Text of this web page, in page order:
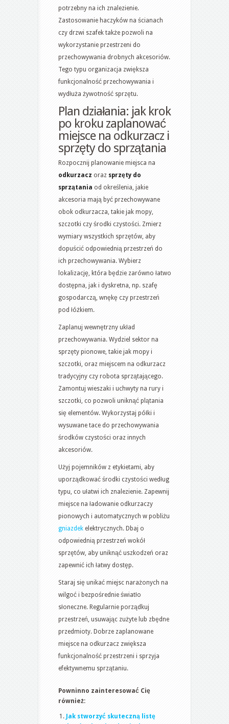
potrzebny na ich znalezienie.
Zastosowanie haczyków na ścianach
czy drzwi szafek także pozwoli na
wykorzystanie przestrzeni do
przechowywania drobnych akcesoriów.
Tego typu organizacja zwiększa
funkcjonalność przechowywania i
wydłuża żywotność sprzętu.
Plan działania: jak krok
po kroku zaplanować
miejsce na odkurzacz i
sprzęty do sprzątania
Rozpocznij planowanie miejsca na
odkurzacz oraz sprzęty do
sprzątania od określenia, jakie
akcesoria mają być przechowywane
obok odkurzacza, takie jak mopy,
szczotki czy środki czystości. Zmierz
wymiary wszystkich sprzętów, aby
dopuścić odpowiednią przestrzeń do
ich przechowywania. Wybierz
lokalizację, która będzie zarówno łatwo
dostępna, jak i dyskretna, np. szafę
gospodarczą, wnękę czy przestrzeń
pod łóżkiem.
Zaplanuj wewnętrzny układ
przechowywania. Wydziel sektor na
sprzęty pionowe, takie jak mopy i
szczotki, oraz miejscem na odkurzacz
tradycyjny czy robota sprzątającego.
Zamontuj wieszaki i uchwyty na rury i
szczotki, co pozwoli uniknąć plątania
się elementów. Wykorzystaj półki i
wysuwane tace do przechowywania
środków czystości oraz innych
akcesoriów.
Użyj pojemników z etykietami, aby
uporządkować środki czystości według
typu, co ułatwi ich znalezienie. Zapewnij
miejsce na ładowanie odkurzaczy
pionowych i automatycznych w pobliżu
gniazdek elektrycznych. Dbaj o
odpowiednią przestrzeń wokół
sprzętów, aby uniknąć uszkodzeń oraz
zapewnić ich łatwy dostęp.
Staraj się unikać miejsc narażonych na
wilgoć i bezpośrednie światło
słoneczne. Regularnie porządkuj
przestrzeń, usuwając zużyte lub zbędne
przedmioty. Dobrze zaplanowane
miejsce na odkurzacz zwiększa
funkcjonalność przestrzeni i sprzyja
efektywnemu sprzątaniu.
Powninno zainteresować Cię
również:
Jak stworzyć skuteczną listę